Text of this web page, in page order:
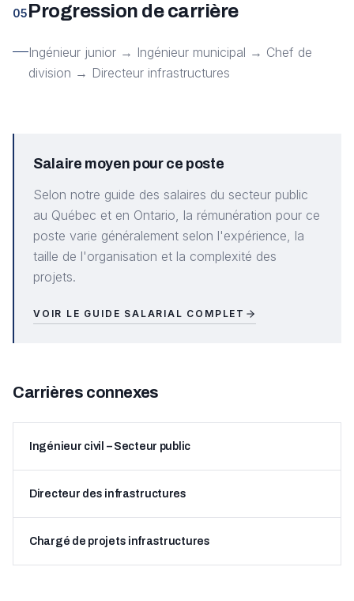
05Progression de carrière
Ingénieur junior → Ingénieur municipal → Chef de
division → Directeur infrastructures
Salaire moyen pour ce poste
Selon notre guide des salaires du secteur public
au Québec et en Ontario, la rémunération pour ce
poste varie généralement selon l'expérience, la
taille de l'organisation et la complexité des
projets.
VOIR LE GUIDE SALARIAL COMPLET
Carrières connexes
Ingénieur civil – Secteur public
Directeur des infrastructures
Chargé de projets infrastructures